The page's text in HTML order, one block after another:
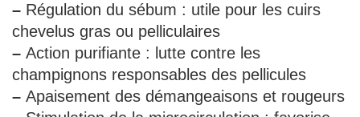
– Régulation du sébum : utile pour les cuirs
chevelus gras ou pelliculaires
– Action purifiante : lutte contre les
champignons responsables des pellicules
– Apaisement des démangeaisons et rougeurs